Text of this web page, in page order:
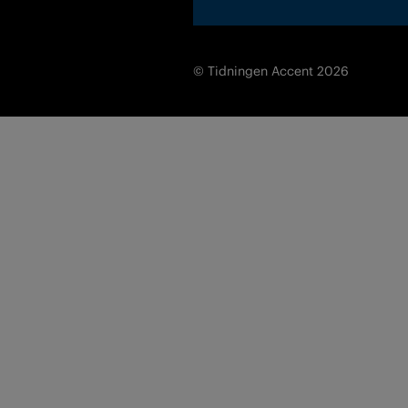
© Tidningen Accent 2026